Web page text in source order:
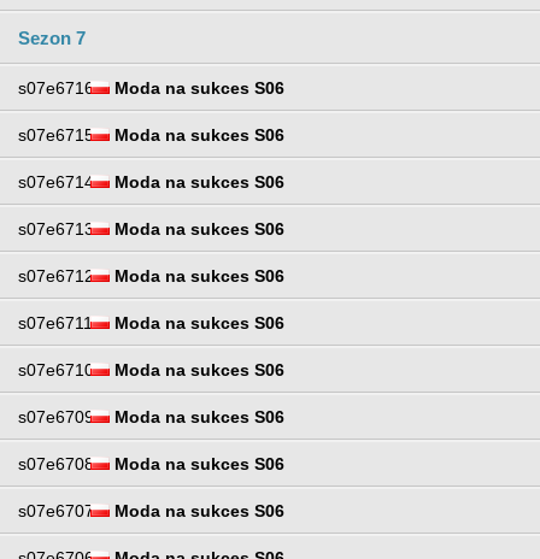
Sezon 7
s07e6716 Moda na sukces S06
s07e6715 Moda na sukces S06
s07e6714 Moda na sukces S06
s07e6713 Moda na sukces S06
s07e6712 Moda na sukces S06
s07e6711 Moda na sukces S06
s07e6710 Moda na sukces S06
s07e6709 Moda na sukces S06
s07e6708 Moda na sukces S06
s07e6707 Moda na sukces S06